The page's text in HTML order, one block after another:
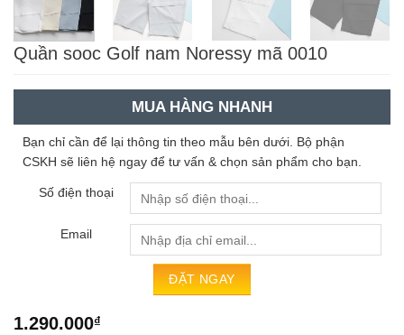
Quần sooc Golf nam Noressy mã 0010
MUA HÀNG NHANH
Bạn chỉ cần để lại thông tin theo mẫu bên dưới. Bộ phận
CSKH sẽ liên hệ ngay để tư vấn & chọn sản phẩm cho bạn.
Số điện thoại
Email
1.290.000₫